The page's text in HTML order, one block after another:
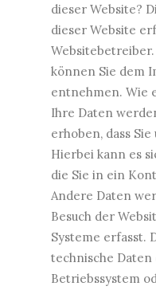
dieser Website?
dieser Website
können Sie dem
entnehmen. Wie
Ihre Daten
erhoben, dass
Hierbei kann es
die Sie in ein
Andere Daten
Besuch der
Systeme erfasst.
technische
Betriebssystem